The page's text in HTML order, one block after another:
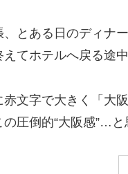
とある日のディナー
えてホテルへ戻る途
文字で大きく「大阪
の圧倒的“大阪感”…